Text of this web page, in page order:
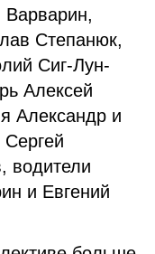
Варварин,
Степанюк,
Сиг-Лун-
Алексей
Александр и
водители
и Евгений